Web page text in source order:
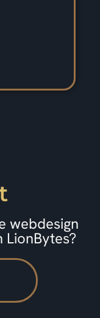
webdesign
LionBytes?